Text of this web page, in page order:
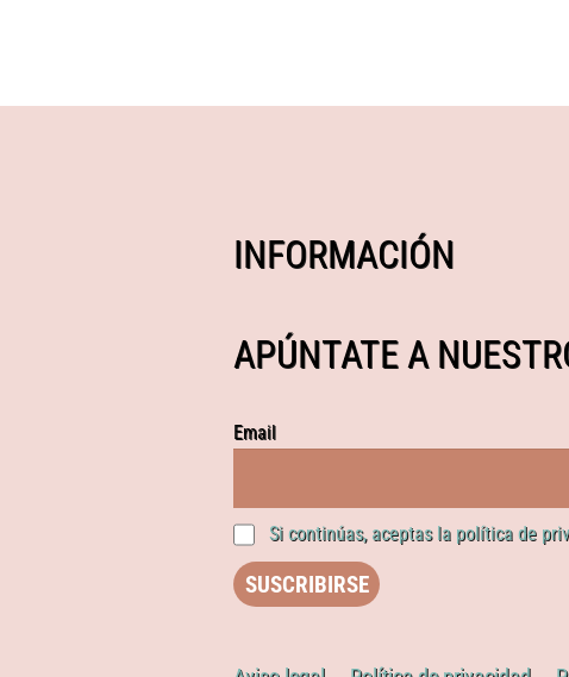
INFORMACIÓN
APÚNTATE A
Email
Si continúas, aceptas la política de